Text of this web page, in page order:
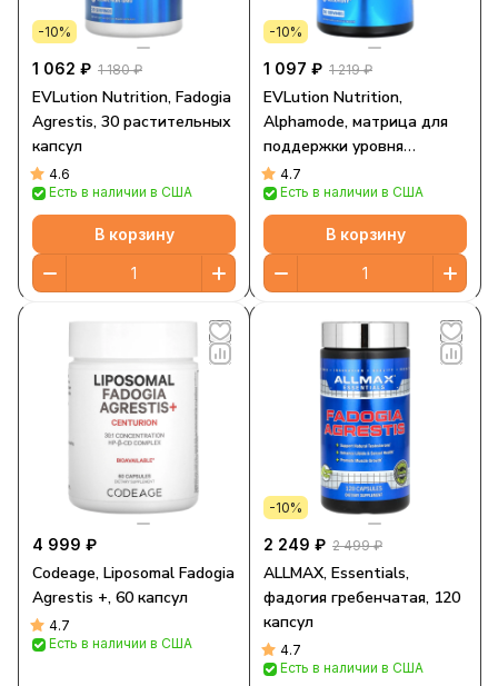
-10%
1 062 ₽ 1 180 ₽
EVLution Nutrition, Fadogia
Agrestis, 30 растительных
капсул
4.6
Есть в наличии в США
В корзину
-10%
1 097 ₽ 1 219 ₽
EVLution Nutrition,
Alphamode, матрица для
поддержки уровня
тестостерона, 60
таблеток
4.7
Есть в наличии в США
В корзину
4 999 ₽
Codeage, Liposomal Fadogia
Agrestis +, 60 капсул
4.7
Есть в наличии в США
-10%
2 249 ₽ 2 499 ₽
ALLMAX, Essentials,
фадогия гребенчатая, 120
капсул
4.7
Есть в наличии в США